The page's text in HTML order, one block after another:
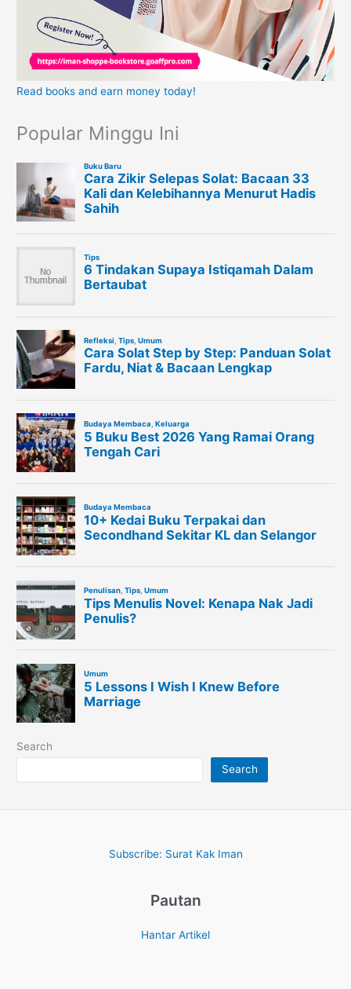
Read books and earn money today!
Popular Minggu Ini
Search
Search
Subscribe: Surat Kak Iman
Pautan
Hantar Artikel